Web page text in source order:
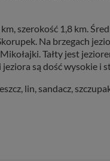
szerokość 1,8 km.
Na brzegach
Tałty jest
jeziora są dość wysokie
lin, sandacz,